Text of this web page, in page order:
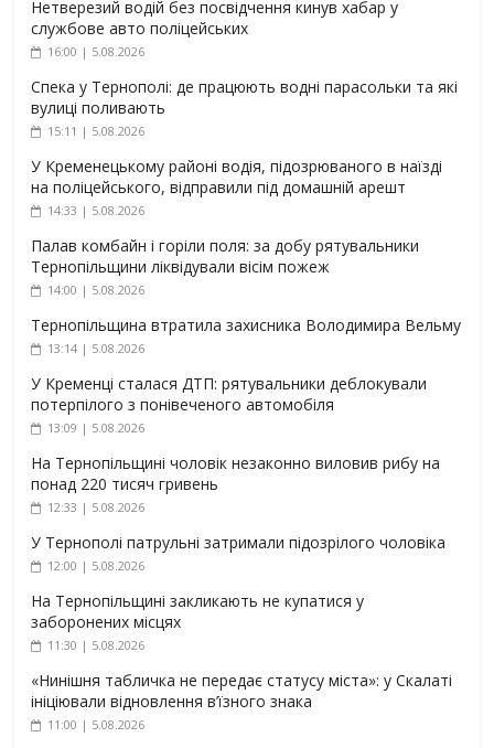
Нетверезий водій без посвідчення кинув хабар у
службове авто поліцейських
16:00 | 5.08.2026
Спека у Тернополі: де працюють водні парасольки та які
вулиці поливають
15:11 | 5.08.2026
У Кременецькому районі водія, підозрюваного в наїзді
на поліцейського, відправили під домашній арешт
14:33 | 5.08.2026
Палав комбайн і горіли поля: за добу рятувальники
Тернопільщини ліквідували вісім пожеж
14:00 | 5.08.2026
Тернопільщина втратила захисника Володимира Вельму
13:14 | 5.08.2026
У Кременці сталася ДТП: рятувальники деблокували
потерпілого з понівеченого автомобіля
13:09 | 5.08.2026
На Тернопільщині чоловік незаконно виловив рибу на
понад 220 тисяч гривень
12:33 | 5.08.2026
У Тернополі патрульні затримали підозрілого чоловіка
12:00 | 5.08.2026
На Тернопільщині закликають не купатися у
заборонених місцях
11:30 | 5.08.2026
«Нинішня табличка не передає статусу міста»: у Скалаті
ініціювали відновлення в’їзного знака
11:00 | 5.08.2026